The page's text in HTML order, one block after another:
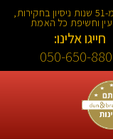
וחשיפת כל האמת
חייגו אלינו:
050-650-